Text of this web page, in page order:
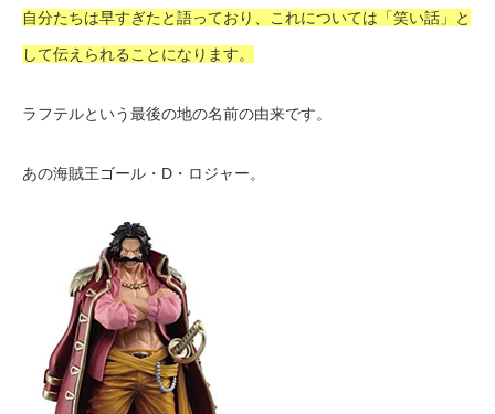
自分たちは早すぎたと語っており、これについては「笑い話」と
して伝えられることになります。
ラフテルという最後の地の名前の由来です。
あの海賊王ゴール・D・ロジャー。